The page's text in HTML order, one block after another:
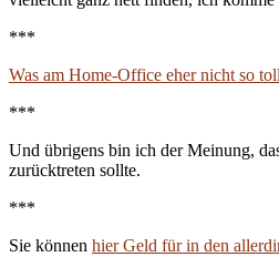
***
Was am Home-Office eher nicht so
***
Und übrigens bin ich der Meinung,
zurücktreten sollte.
***
Sie können hier Geld für in den